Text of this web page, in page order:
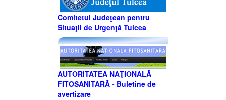
Comitetul Judeţean pentru
Situaţii de Urgenţă Tulcea
AUTORITATEA NAŢIONALĂ
FITOSANITARĂ - Buletine de
avertizare